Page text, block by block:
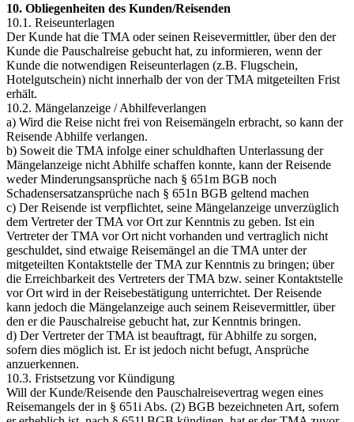
10. Obliegenheiten des Kunden/Reisenden
10.1. Reiseunterlagen
Der Kunde hat die TMA oder seinen Reisevermittler, über den der
Kunde die Pauschalreise gebucht hat, zu informieren, wenn der
Kunde die notwendigen Reiseunterlagen (z.B. Flugschein,
Hotelgutschein) nicht innerhalb der von der TMA mitgeteilten Frist
erhält.
10.2. Mängelanzeige / Abhilfeverlangen
a) Wird die Reise nicht frei von Reisemängeln erbracht, so kann der
Reisende Abhilfe verlangen.
b) Soweit die TMA infolge einer schuldhaften Unterlassung der
Mängelanzeige nicht Abhilfe schaffen konnte, kann der Reisende
weder Minderungsansprüche nach § 651m BGB noch
Schadensersatzansprüche nach § 651n BGB geltend machen
c) Der Reisende ist verpflichtet, seine Mängelanzeige unverzüglich
dem Vertreter der TMA vor Ort zur Kenntnis zu geben. Ist ein
Vertreter der TMA vor Ort nicht vorhanden und vertraglich nicht
geschuldet, sind etwaige Reisemängel an die TMA unter der
mitgeteilten Kontaktstelle der TMA zur Kenntnis zu bringen; über
die Erreichbarkeit des Vertreters der TMA bzw. seiner Kontaktstelle
vor Ort wird in der Reisebestätigung unterrichtet. Der Reisende
kann jedoch die Mängelanzeige auch seinem Reisevermittler, über
den er die Pauschalreise gebucht hat, zur Kenntnis bringen.
d) Der Vertreter der TMA ist beauftragt, für Abhilfe zu sorgen,
sofern dies möglich ist. Er ist jedoch nicht befugt, Ansprüche
anzuerkennen.
10.3. Fristsetzung vor Kündigung
Will der Kunde/Reisende den Pauschalreisevertrag wegen eines
Reisemangels der in § 651i Abs. (2) BGB bezeichneten Art, sofern